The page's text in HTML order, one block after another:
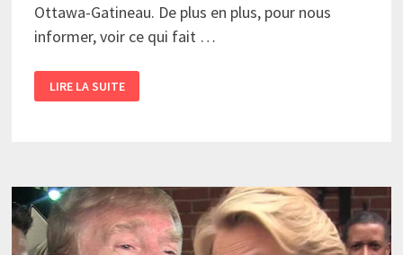
Ottawa-Gatineau. De plus en plus, pour nous
informer, voir ce qui fait …
A-
T-
NOUS
VOYONS
?
LIRE LA SUITE